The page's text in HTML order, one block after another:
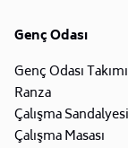
Genç Odası
Genç Odası Takımı
Ranza
Çalışma Sandalyesi
Çalışma Masası